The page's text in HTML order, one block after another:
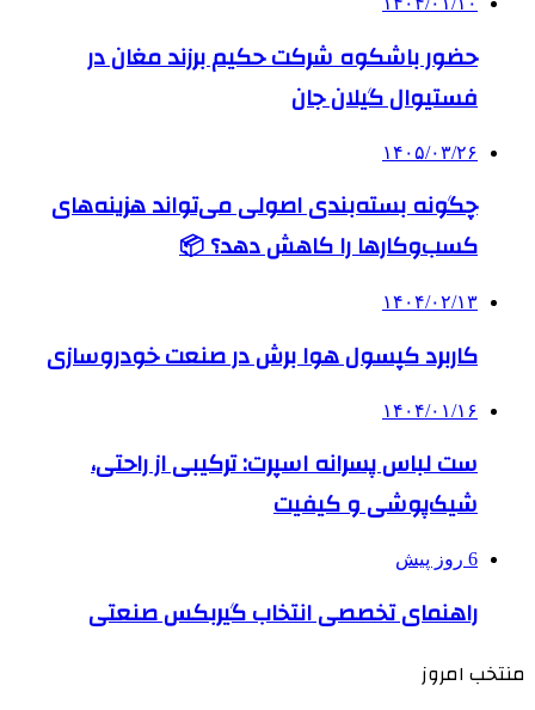
حضور باشکوه شرکت حکیم برزند مغان در
فستیوال گیلان جان
۱۴۰۵/۰۳/۲۶
چگونه بسته‌بندی اصولی می‌تواند هزینه‌های
کسب‌وکارها را کاهش دهد؟ 📦
۱۴۰۴/۰۲/۱۳
کاربرد کپسول هوا برش در صنعت خودروسازی
۱۴۰۴/۰۱/۱۶
ست لباس پسرانه اسپرت: ترکیبی از راحتی،
شیک‌پوشی و کیفیت
6 روز پیش
راهنمای تخصصی انتخاب گیربکس صنعتی
منتخب امروز